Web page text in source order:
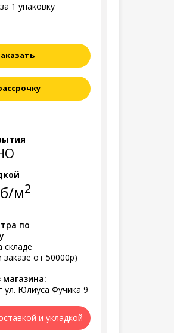
1 упаковку
м2
по
складе
заказе от 50000р)
ул. Юлиуса Фучика 9
и укладкой